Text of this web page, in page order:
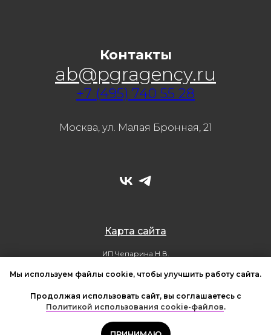
Контакты
ab@pgragency.ru
+7 (495) 740 55 28
Москва, ул. Малая Бронная, 21
Мы используем файлы cookie, чтобы улучшить работу сайта.
Продолжая использовать сайт, вы соглашаетесь с
Политикой использования cookie-файлов.
Карта сайта
ИП Чепарина Н.В.
© Все права защищены. PGR agency, 2026
Политика обработки персональных данных
Согласие на обработку персональных данных